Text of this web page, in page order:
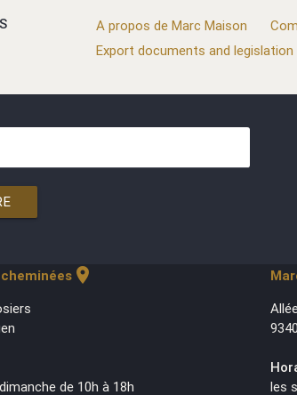
A propos de Marc Maison
Export documents and legislation
location_on
de 10h à 18h
les